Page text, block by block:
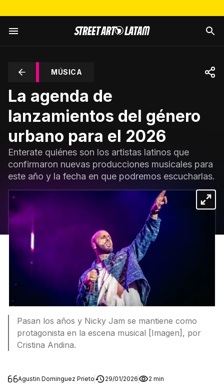
MÚSICA
La agenda de
lanzamientos del género
urbano para el 2026
Enterate quiénes son los artistas latinos que
confirmaron nuevas producciones musicales para
este año y la fecha en que podremos escucharlas.
Pasan los años y Nicky Jam se mantiene como
protagonista en la escena musical [Imagen], por
Cristina Andina.
Agustin Dominguez Prieto 29/01/2026 2 min